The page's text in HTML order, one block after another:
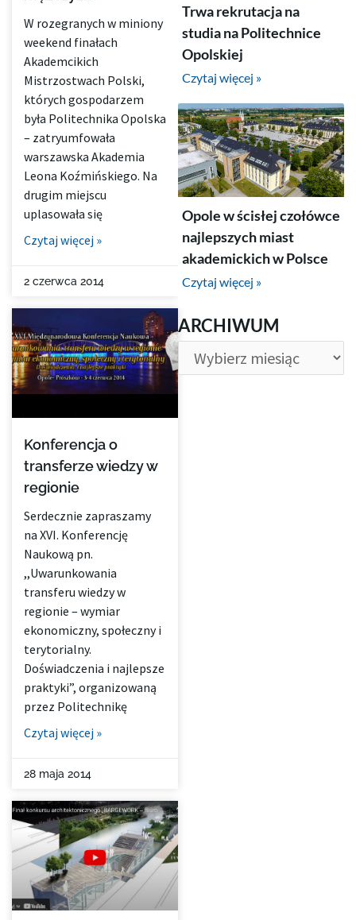
W rozegranych w miniony
weekend finałach
Akademcikich
Mistrzostwach Polski,
których gospodarzem
była Politechnika Opolska
– zatryumfowała
warszawska Akademia
Leona Koźmińskiego. Na
drugim miejscu
uplasowała się
Czytaj więcej »
2 czerwca 2014
Konferencja o
transferze wiedzy w
regionie
Serdecznie zapraszamy
na XVI. Konferencję
Naukową pn.
,,Uwarunkowania
transferu wiedzy w
regionie – wymiar
ekonomiczny, społeczny i
terytorialny.
Doświadczenia i najlepsze
praktyki”, organizowaną
przez Politechnikę
Czytaj więcej »
28 maja 2014
Trwa rekrutacja na
studia na Politechnice
Opolskiej
Czytaj więcej »
Opole w ścisłej czołówce
najlepszych miast
akademickich w Polsce
Czytaj więcej »
ARCHIWUM
ARCHIWUM